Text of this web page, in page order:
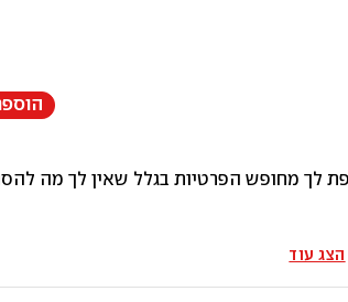
לך מחופש הפרטיות בגלל שאין לך מה
הצג עוד